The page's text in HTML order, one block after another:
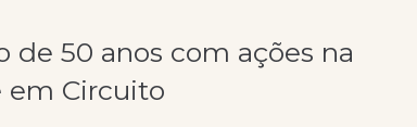
50 anos com ações na
em Circuito